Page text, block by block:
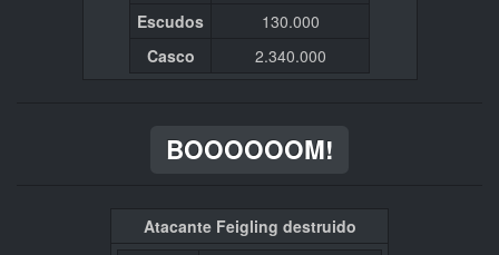
Escudos
130.000
Casco
2.340.000
BOOOOOOM!
Atacante Feigling destruido